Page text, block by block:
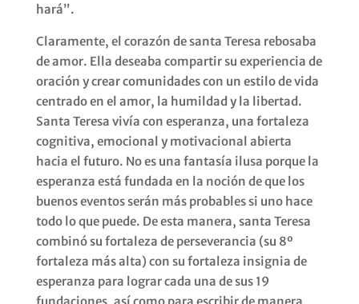
hará”.
Claramente, el corazón de santa Teresa rebosaba
de amor. Ella deseaba compartir su experiencia de
oración y crear comunidades con un estilo de vida
centrado en el amor, la humildad y la libertad.
Santa Teresa vivía con esperanza, una fortaleza
cognitiva, emocional y motivacional abierta
hacia el futuro. No es una fantasía ilusa porque la
esperanza está fundada en la noción de que los
buenos eventos serán más probables si uno hace
todo lo que puede. De esta manera, santa Teresa
combinó su fortaleza de perseverancia (su 8º
fortaleza más alta) con su fortaleza insignia de
esperanza para lograr cada una de sus 19
fundaciones, así como para escribir de manera